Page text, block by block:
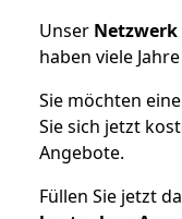
Unser Netzwerk
haben viele
Sie möchten eine
Sie sich jetzt
Angebote.
Füllen Sie jetzt